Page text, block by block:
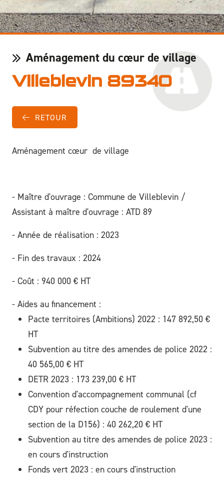
Aménagement du cœur de village
Villeblevin 89340
RETOUR
Aménagement cœur de village
- Maître d'ouvrage : Commune de Villeblevin /
Assistant à maître d'ouvrage : ATD 89
- Année de réalisation : 2023
- Fin des travaux : 2024
- Coût : 940 000 € HT
- Aides au financement :
Pacte territoires (Ambitions) 2022 : 147 892,50 €
HT
Subvention au titre des amendes de police 2022 :
40 565,00 € HT
DETR 2023 : 173 239,00 € HT
Convention d'accompagnement communal (cf
CDY pour réfection couche de roulement d'une
section de la D156) : 40 262,20 € HT
Subvention au titre des amendes de police 2023 :
en cours d'instruction
Fonds vert 2023 : en cours d'instruction